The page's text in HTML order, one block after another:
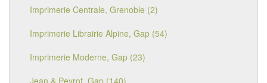
Imprimerie Centrale, Grenoble (2)
Imprimerie Librairie Alpine, Gap (54)
Imprimerie Moderne, Gap (23)
Jean & Peyrot, Gap (140)